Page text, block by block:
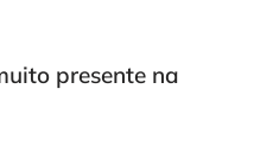
presente na